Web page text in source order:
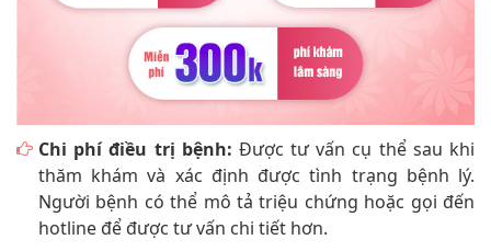
Chi phí điều trị bệnh: Được tư vấn cụ thể sau khi
thăm khám và xác định được tình trạng bệnh lý.
Người bệnh có thể mô tả triệu chứng hoặc gọi đến
hotline để được tư vấn chi tiết hơn.